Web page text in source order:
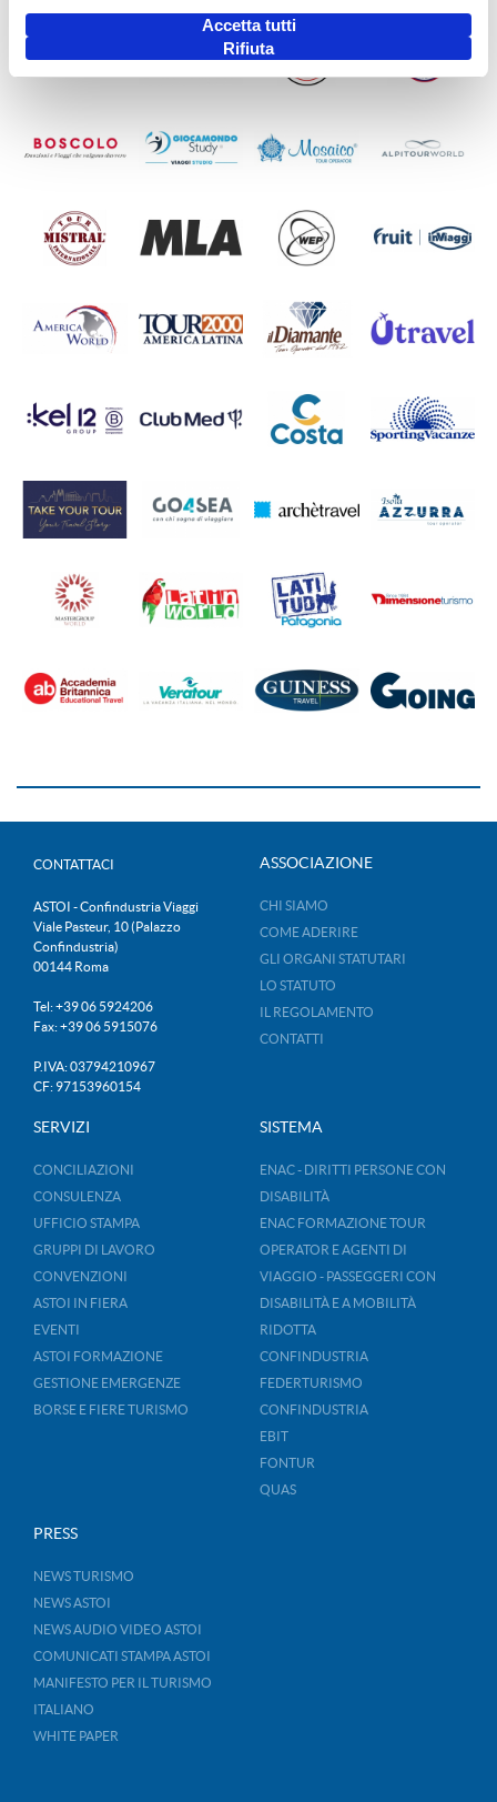
Accetta tutti
Rifiuta
CONTATTACI
ASTOI - Confindustria Viaggi
Viale Pasteur, 10 (Palazzo
Confindustria)
00144 Roma
Tel: +39 06 5924206
Fax: +39 06 5915076
P.IVA: 03794210967
CF: 97153960154
ASSOCIAZIONE
CHI SIAMO
COME ADERIRE
GLI ORGANI STATUTARI
LO STATUTO
IL REGOLAMENTO
CONTATTI
SERVIZI
CONCILIAZIONI
CONSULENZA
UFFICIO STAMPA
GRUPPI DI LAVORO
CONVENZIONI
ASTOI IN FIERA
EVENTI
ASTOI FORMAZIONE
GESTIONE EMERGENZE
BORSE E FIERE TURISMO
SISTEMA
ENAC - DIRITTI PERSONE CON
DISABILITÀ
ENAC FORMAZIONE TOUR
OPERATOR E AGENTI DI
VIAGGIO - PASSEGGERI CON
DISABILITÀ E A MOBILITÀ
RIDOTTA
CONFINDUSTRIA
FEDERTURISMO
CONFINDUSTRIA
EBIT
FONTUR
QUAS
PRESS
NEWS TURISMO
NEWS ASTOI
NEWS AUDIO VIDEO ASTOI
COMUNICATI STAMPA ASTOI
MANIFESTO PER IL TURISMO
ITALIANO
WHITE PAPER